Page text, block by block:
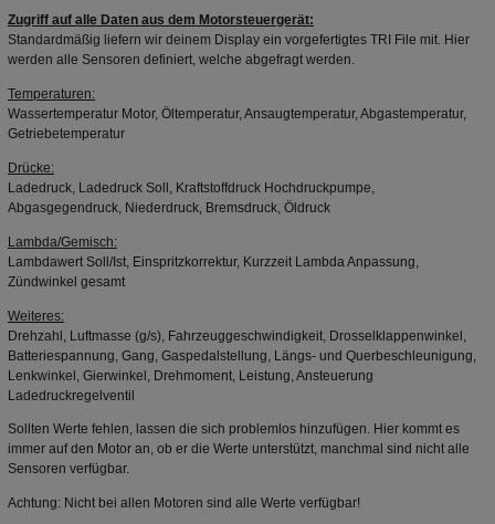
Zugriff auf alle Daten aus dem Motorsteuergerät:
Standardmäßig liefern wir deinem Display ein vorgefertigtes TRI File mit. Hier
werden alle Sensoren definiert, welche abgefragt werden.
Temperaturen:
Wassertemperatur Motor, Öltemperatur, Ansaugtemperatur, Abgastemperatur,
Getriebetemperatur
Drücke:
Ladedruck, Ladedruck Soll, Kraftstoffdruck Hochdruckpumpe,
Abgasgegendruck, Niederdruck, Bremsdruck, Öldruck
Lambda/Gemisch:
Lambdawert Soll/Ist, Einspritzkorrektur, Kurzzeit Lambda Anpassung,
Zündwinkel gesamt
Weiteres:
Drehzahl, Luftmasse (g/s), Fahrzeuggeschwindigkeit, Drosselklappenwinkel,
Batteriespannung, Gang, Gaspedalstellung, Längs- und Querbeschleunigung,
Lenkwinkel, Gierwinkel, Drehmoment, Leistung, Ansteuerung
Ladedruckregelventil
Sollten Werte fehlen, lassen die sich problemlos hinzufügen. Hier kommt es
immer auf den Motor an, ob er die Werte unterstützt, manchmal sind nicht alle
Sensoren verfügbar.
Achtung: Nicht bei allen Motoren sind alle Werte verfügbar!